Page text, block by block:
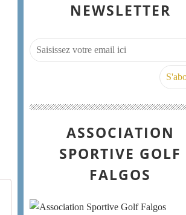
NEWSLETTER
ASSOCIATION
SPORTIVE GOLF
FALGOS